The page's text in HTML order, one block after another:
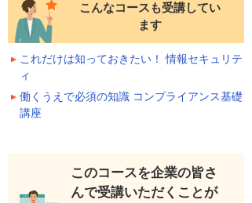
こんなコースも受講してい
ます
これだけは知っておきたい！ 情報セキュリテ
ィ
働くうえで必須の知識 コンプライアンス基礎
講座
このコースを企業の皆さ
んで受講いただくことが